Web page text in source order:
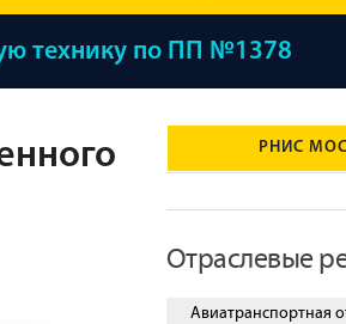
технику по ПП №1378
РНИС
Отраслевые
Авиатранспортная